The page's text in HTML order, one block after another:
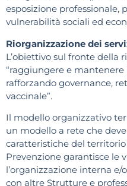
esposizione professionale,
vulnerabilità sociali ed
Riorganizzazione dei
L’obiettivo sul fronte della
“raggiungere e
rafforzando governance,
vaccinale”.
Il modello organizzativo
un modello a rete che
caratteristiche del
Prevenzione garantisce le
l’organizzazione interna
con altre Strutture e